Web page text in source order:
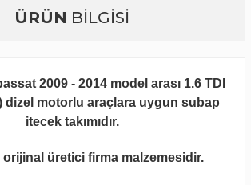
ÜRÜN BİLGİSİ
2009 - 2014 model arası 1.6 TDI
dizel motorlu araçlara uygun subap
itecek takımıdır.
orijinal üretici firma malzemesidir.